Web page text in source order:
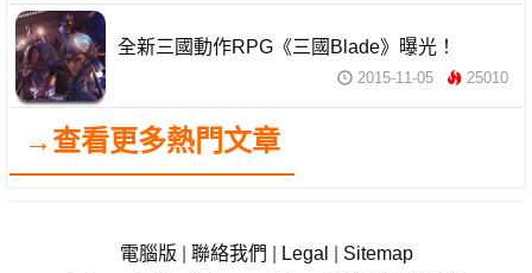
全新三國動作RPG《三國Blade》曝光！
2015-11-05 25010
→查看更多熱門文章
電腦版 聯絡我們 Legal
Sitemap